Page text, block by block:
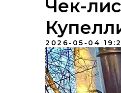
Чек-
2026-05-04